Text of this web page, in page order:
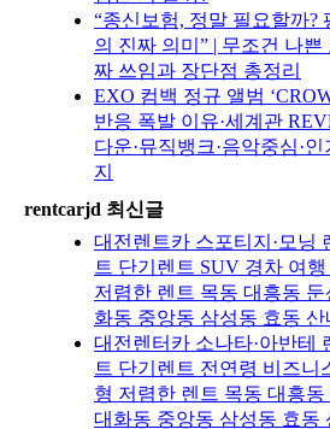
“종신보험, 정말 필요할까?
의 진짜 의미” | 무조건 나쁜
짜 쓰임과 장단점 총정리
EXO 컴백 정규 앨범
반응 폭발 이유·세계관
다운·뮤직뱅크·음악중심·
지
rentcarjd 최신글
대전렌트카 스포티지·모닝
트 단기렌트 SUV 경차 여
저렴한 렌트 목동 대흥동
화동 중앙동 삼성동 효동 산
대전렌터카 소나타·아반테
트 단기렌트 전연령 비즈니
형 저렴한 렌트 목동 대흥
대화동 중앙동 삼성동 효동